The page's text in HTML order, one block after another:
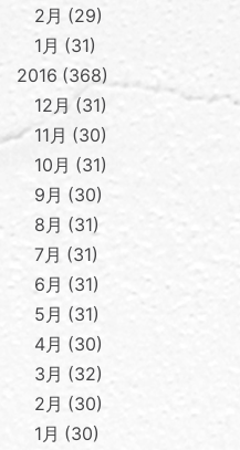
2月
29
1月
31
2016 368
12月
31
11月
30
10月
31
9月
30
8月
31
7月
31
6月
31
5月
31
4月
30
3月
32
2月
30
1月
30